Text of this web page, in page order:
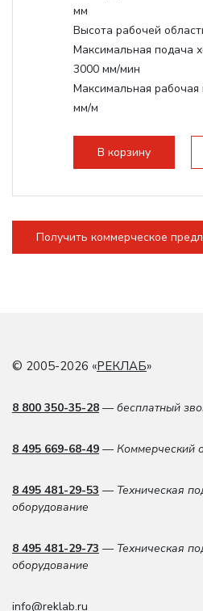
мм
Высота рабочей
Максимальная подача
3000 мм/мин
Максимальная рабочая
мм/м
стандартно:Т-слот
Цанговый патрон:ER20
В корзину
Получить коммерческое
© 2005-2026 «РЕКЛАБ»
8 800 350-35-28 — бесплатный
8 495 669-68-49 — Коммерческий
8 495 481-29-53 — Техническая
оборудование
8 495 481-29-73 — Техническая
оборудование
info@reklab.ru